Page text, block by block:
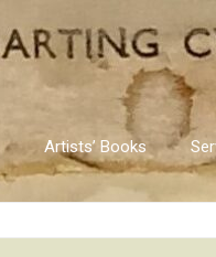
Artists’ Books